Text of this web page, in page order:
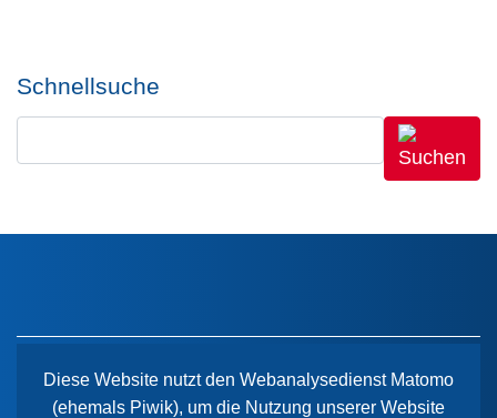
Schnellsuche
Diese Website nutzt den Webanalysedienst Matomo
(ehemals Piwik), um die Nutzung unserer Website